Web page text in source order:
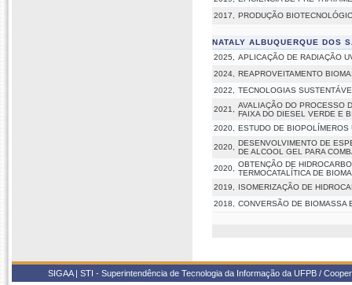
2017,
PRODUÇÃO
NATALY ALBUQUERQUE DOS
2025,
APLICAÇÃO DE RADIAÇÃO
2024,
REAPROVEITAMENTO
2022,
TECNOLOGIAS
2021,
AVALIAÇÃO DO PROCESSO
FAIXA DO DIESEL VERDE E
2020,
ESTUDO DE BIOPOLÍMEROS
2020,
DESENVOLVIMENTO DE
DE ALCOOL GEL PARA
2020,
OBTENÇÃO DE
TERMOCATALÍTICA DE
2019,
ISOMERIZAÇÃO DE
2018,
CONVERSÃO DE BIOMASSA
SIGAA | STI - Superintendência de Tecnologia da Informação da UFPB /